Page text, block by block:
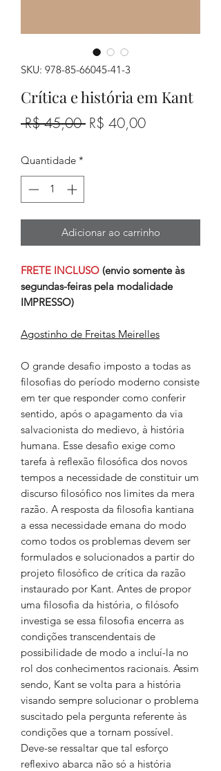
SKU: 978-85-66045-41-3
Crítica e história em Kant
R$ 45,00 Preço
R$ 40,00Preço
Quantidade *
Adicionar ao carrinho
FRETE INCLUSO (envio somente às
segundas-feiras pela modalidade
IMPRESSO)
Agostinho de Freitas Meirelles
O grande desafio imposto a todas as
filosofias do período moderno consiste
em ter que responder como conferir
sentido, após o apagamento da via
salvacionista do medievo, à história
humana. Esse desafio exige como
tarefa à reflexão filosófica dos novos
tempos a necessidade de constituir um
discurso filo­sófico nos limites da mera
razão. A resposta da filosofia kantiana
a essa necessidade ema­na do modo
como todos os problemas devem ser
formulados e solucionados a partir do
projeto filosófico de crítica da razão
instau­rado por Kant. Antes de propor
uma filosofia da história, o filósofo
investiga se essa filosofia encerra as
condições transcendentais de
possibilidade de modo a incluí-la no
rol dos conhecimentos racionais. Assim
sendo, Kant se volta para a história
visando sempre solucionar o problema
suscitado pela per­gunta referente às
condições que a tornam possível.
Deve-se ressaltar que tal esforço
reflexivo abarca não só a história